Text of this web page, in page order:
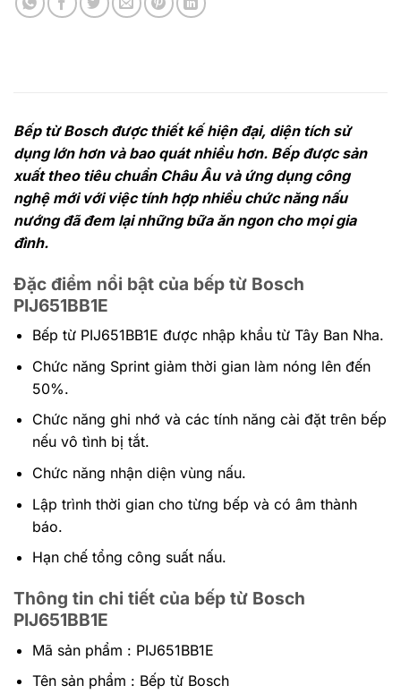
Bếp từ Bosch được thiết kế hiện đại, diện tích sử
dụng lớn hơn và bao quát nhiều hơn. Bếp được sản
xuất theo tiêu chuẩn Châu Âu và ứng dụng công
nghệ mới với việc tính hợp nhiều chức năng nấu
nướng đã đem lại những bữa ăn ngon cho mọi gia
đình.
Đặc điểm nổi bật của bếp từ Bosch
PIJ651BB1E
Bếp từ PIJ651BB1E được nhập khẩu từ Tây Ban Nha.
Chức năng Sprint giảm thời gian làm nóng lên đến
50%.
Chức năng ghi nhớ và các tính năng cài đặt trên bếp
nếu vô tình bị tắt.
Chức năng nhận diện vùng nấu.
Lập trình thời gian cho từng bếp và có âm thành
báo.
Hạn chế tổng công suất nấu.
Thông tin chi tiết của bếp từ Bosch
PIJ651BB1E
Mã sản phẩm : PIJ651BB1E
Tên sản phẩm : Bếp từ Bosch